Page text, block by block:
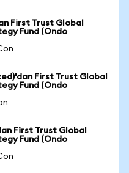
First Trust Global
Fund (Ondo
First Trust Global
Fund (Ondo
First Trust Global
Fund (Ondo